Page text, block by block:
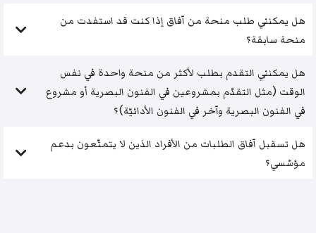
هل يمكنني طلب منحة من آفاق إذا كنت قد استفدت من
منحة سابقة؟
هل يمكنني التقدم بطلب لأكثر من منحة واحدة في نفس
الوقت (مثل التقدّم بمشروعين في الفنون البصرية أو مشروع
في الفنون البصرية وآخر في الفنون الأدائيّة)؟
هل تسقبل آفاق الطلبات من الأفراد الذين لا يتمتّعون بدعم
مؤسّسي؟